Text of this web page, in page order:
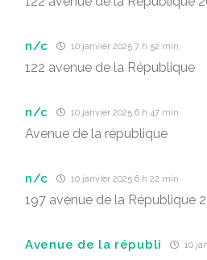
n/c 10 janvier 2025 7 h 52 min
122 avenue de la République
n/c 10 janvier 2025 6 h 47 min
Avenue de la république
n/c 10 janvier 2025 6 h 22 min
197 avenue de la République
Avenue de la républi 10